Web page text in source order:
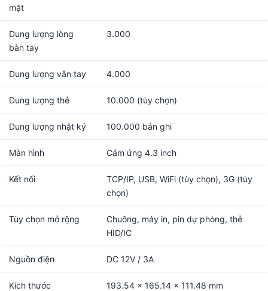
mặt
Dung lượng lòng
bàn tay
3.000
Dung lượng vân tay 4.000
Dung lượng thẻ 10.000 (tùy chọn)
Dung lượng nhật ký 100.000 bản ghi
Màn hình Cảm ứng 4.3 inch
Kết nối
TCP/IP, USB, WiFi (tùy chọn), 3G (tùy
chọn)
Tùy chọn mở rộng
Chuông, máy in, pin dự phòng, thẻ
HID/IC
Nguồn điện DC 12V / 3A
Kích thước 193.54 x 165.14 x 111.48 mm